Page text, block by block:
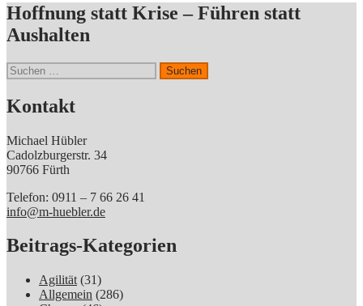
Hoffnung statt Krise – Führen statt
Aushalten
Suchen
nach:
Kontakt
Michael Hübler
Cadolzburgerstr. 34
90766 Fürth
Telefon: 0911 – 7 66 26 41
info@m-huebler.de
Beitrags-Kategorien
Agilität (31)
Allgemein (286)